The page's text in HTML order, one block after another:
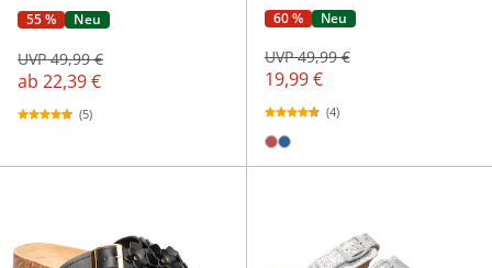
55 %
Neu
ab 22,39 €
UVP 49,99 €
(5)
60 %
Neu
19,99 €
UVP 49,99 €
(4)